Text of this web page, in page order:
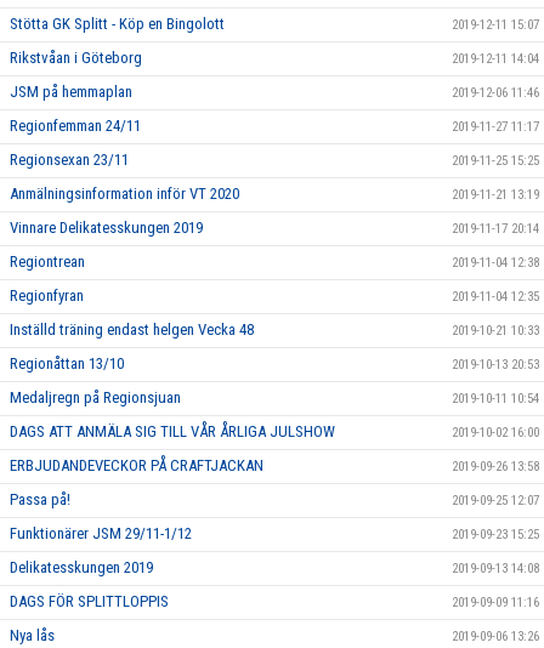
Stötta GK Splitt - Köp en Bingolott 2019-12-11 15:07
Rikstvåan i Göteborg 2019-12-11 14:04
JSM på hemmaplan 2019-12-06 11:46
Regionfemman 24/11 2019-11-27 11:17
Regionsexan 23/11 2019-11-25 15:25
Anmälningsinformation inför VT 2020 2019-11-21 13:19
Vinnare Delikatesskungen 2019 2019-11-17 20:14
Regiontrean 2019-11-04 12:38
Regionfyran 2019-11-04 12:35
Inställd träning endast helgen Vecka 48 2019-10-21 10:33
Regionåttan 13/10 2019-10-13 20:53
Medaljregn på Regionsjuan 2019-10-11 10:54
DAGS ATT ANMÄLA SIG TILL VÅR ÅRLIGA JULSHOW 2019-10-02 16:00
ERBJUDANDEVECKOR PÅ CRAFTJACKAN 2019-09-26 13:58
Passa på! 2019-09-25 12:07
Funktionärer JSM 29/11-1/12 2019-09-23 15:25
Delikatesskungen 2019 2019-09-13 14:08
DAGS FÖR SPLITTLOPPIS 2019-09-09 11:16
Nya lås 2019-09-06 13:26